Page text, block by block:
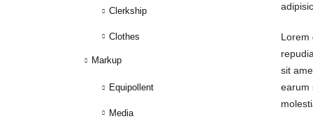
Lorem
sit
earum
Clerkship
Clothes
Markup
Equipollent
Media